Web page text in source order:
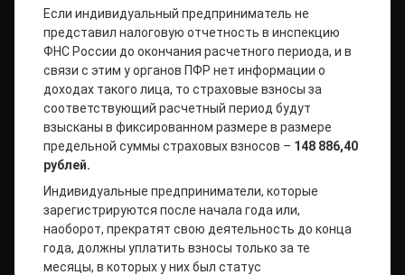
Если индивидуальный предприниматель не
представил налоговую отчетность в инспекцию
ФНС России до окончания расчетного периода, и в
связи с этим у органов ПФР нет информации о
доходах такого лица, то страховые взносы за
соответствующий расчетный период будут
взысканы в фиксированном размере в размере
предельной суммы страховых взносов – 148 886,40
рублей.
Индивидуальные предприниматели, которые
зарегистрируются после начала года или,
наоборот, прекратят свою деятельность до конца
года, должны уплатить взносы только за те
месяцы, в которых у них был статус